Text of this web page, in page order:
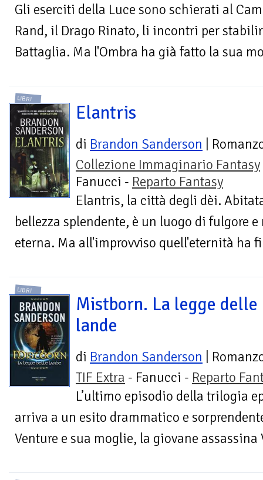
Gli eserciti della Luce sono schierati al
Rand, il Drago Rinato, li incontri per
Battaglia. Ma l'Ombra ha già fatto la sua
LIBRI
Elantris
di Brandon Sanderson |
Collezione Immaginario Fantasy
Fanucci - Reparto Fantasy
Elantris, la città degli dèi.
bellezza splendente, è un luogo di fulgore
eterna. Ma all'improvviso quell'eternità ha
LIBRI
Mistborn. La legge delle
lande
di Brandon Sanderson |
TIF Extra - Fanucci - Reparto
L’ultimo episodio della trilogia
arriva a un esito drammatico e
Venture e sua moglie, la giovane